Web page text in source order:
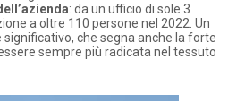
: da un ufficio di sole 3
a oltre 110 persone nel 2022. Un
che segna anche la forte
sempre più radicata nel tessuto